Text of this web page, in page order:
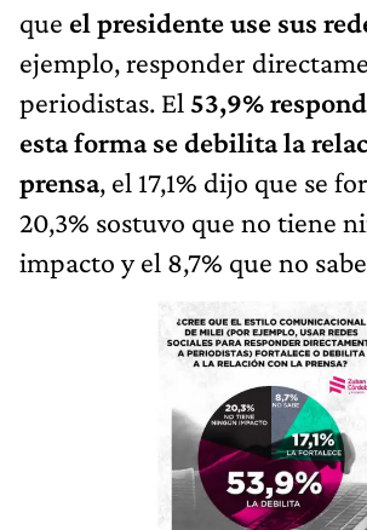
que el presidente use sus
ejemplo, responder
periodistas. El 53,9%
esta forma se debilita la
prensa, el 17,1% dijo que se
20,3% sostuvo que no tiene
impacto y el 8,7% que no